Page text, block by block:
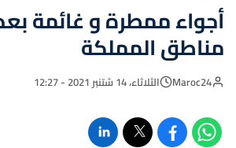
أجواء ممطرة و غائمة
مناطق المملكة
Maroc24 الثلاثاء، 14 شتنبر 2021 - 12:27